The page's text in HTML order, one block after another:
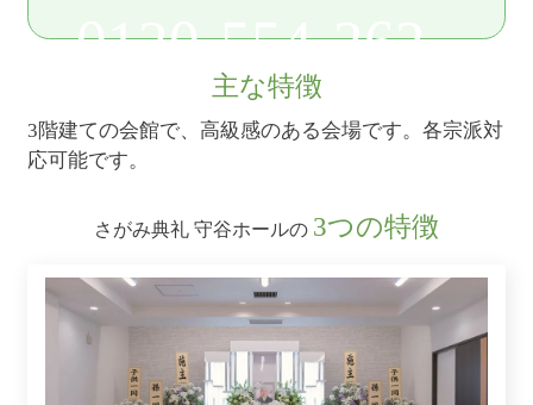
0120-554-262
主な特徴
3階建ての会館で、高級感のある会場です。各宗派対
応可能です。
さがみ典礼 守谷ホールの 3つの特徴